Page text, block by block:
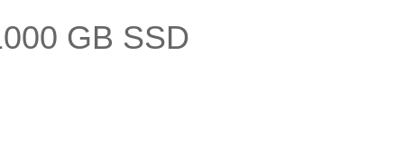
GB SSD